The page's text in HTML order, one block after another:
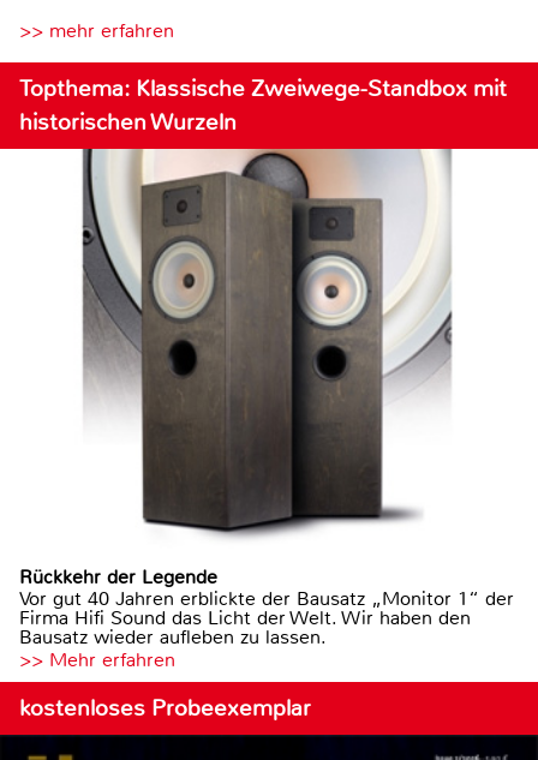
>> mehr erfahren
Topthema: Klassische Zweiwege-Standbox mit
historischen Wurzeln
Rückkehr der Legende
Vor gut 40 Jahren erblickte der Bausatz „Monitor 1“ der
Firma Hifi Sound das Licht der Welt. Wir haben den
Bausatz wieder aufleben zu lassen.
>> Mehr erfahren
kostenloses Probeexemplar